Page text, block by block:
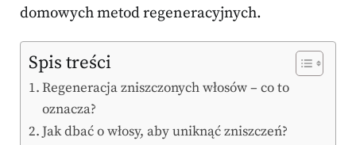
domowych metod regeneracyjnych.
Spis treści
Regeneracja zniszczonych włosów – co to
oznacza?
Jak dbać o włosy, aby uniknąć zniszczeń?